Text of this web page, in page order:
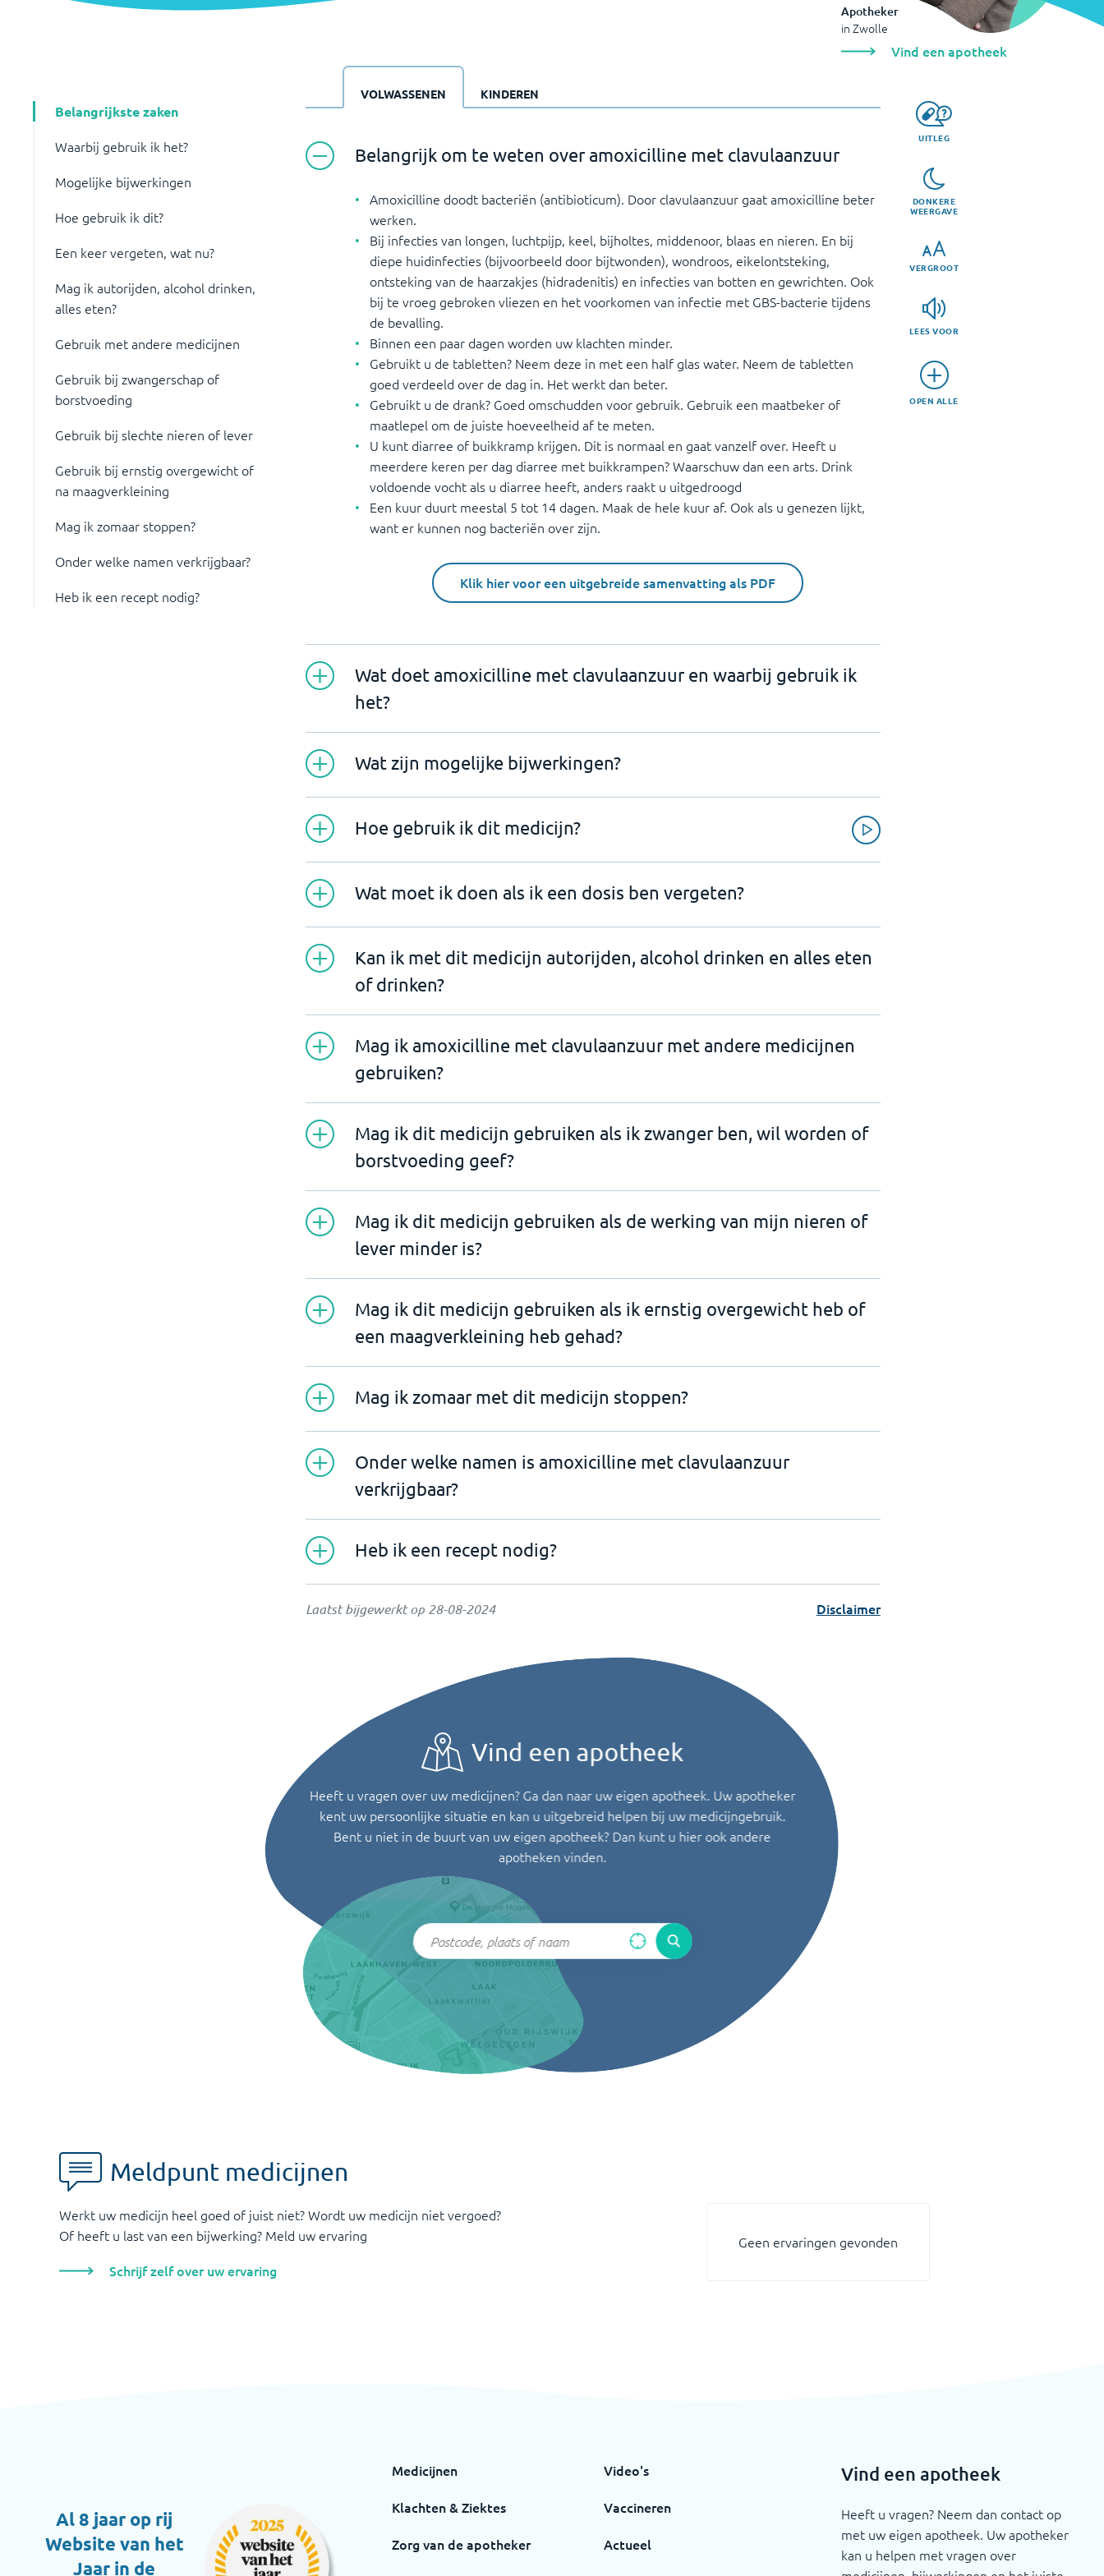
Apotheker
in Zwolle
Vind een apotheek
Belangrijkste zaken
Waarbij gebruik ik het?
Mogelijke bijwerkingen
Hoe gebruik ik dit?
Een keer vergeten, wat nu?
Mag ik autorijden, alcohol drinken,
alles eten?
Gebruik met andere medicijnen
Gebruik bij zwangerschap of
borstvoeding
Gebruik bij slechte nieren of lever
Gebruik bij ernstig overgewicht of
na maagverkleining
Mag ik zomaar stoppen?
Onder welke namen verkrijgbaar?
Heb ik een recept nodig?
UITLEG
DONKERE
WEERGAVE
VERGROOT
LEES VOOR
OPEN ALLE
VOLWASSENEN KINDEREN
Belangrijk om te weten over amoxicilline met clavulaanzuur
Amoxicilline doodt bacteriën (antibioticum). Door clavulaanzuur gaat amoxicilline beter
werken.
Bij infecties van longen, luchtpijp, keel, bijholtes, middenoor, blaas en nieren. En bij
diepe huidinfecties (bijvoorbeeld door bijtwonden), wondroos, eikelontsteking,
ontsteking van de haarzakjes (hidradenitis) en infecties van botten en gewrichten. Ook
bij te vroeg gebroken vliezen en het voorkomen van infectie met GBS-bacterie tijdens
de bevalling.
Binnen een paar dagen worden uw klachten minder.
Gebruikt u de tabletten? Neem deze in met een half glas water. Neem de tabletten
goed verdeeld over de dag in. Het werkt dan beter.
Gebruikt u de drank? Goed omschudden voor gebruik. Gebruik een maatbeker of
maatlepel om de juiste hoeveelheid af te meten.
U kunt diarree of buikkramp krijgen. Dit is normaal en gaat vanzelf over. Heeft u
meerdere keren per dag diarree met buikkrampen? Waarschuw dan een arts. Drink
voldoende vocht als u diarree heeft, anders raakt u uitgedroogd
Een kuur duurt meestal 5 tot 14 dagen. Maak de hele kuur af. Ook als u genezen lijkt,
want er kunnen nog bacteriën over zijn.
Klik hier voor een uitgebreide samenvatting als PDF
Wat doet amoxicilline met clavulaanzuur en waarbij gebruik ik
het?
Wat zijn mogelijke bijwerkingen?
Hoe gebruik ik dit medicijn?
Wat moet ik doen als ik een dosis ben vergeten?
Kan ik met dit medicijn autorijden, alcohol drinken en alles eten
of drinken?
Mag ik amoxicilline met clavulaanzuur met andere medicijnen
gebruiken?
Mag ik dit medicijn gebruiken als ik zwanger ben, wil worden of
borstvoeding geef?
Mag ik dit medicijn gebruiken als de werking van mijn nieren of
lever minder is?
Mag ik dit medicijn gebruiken als ik ernstig overgewicht heb of
een maagverkleining heb gehad?
Mag ik zomaar met dit medicijn stoppen?
Onder welke namen is amoxicilline met clavulaanzuur
verkrijgbaar?
Heb ik een recept nodig?
Laatst bijgewerkt op 28-08-2024 Disclaimer
Vind een apotheek
Heeft u vragen over uw medicijnen? Ga dan naar uw eigen apotheek. Uw apotheker
kent uw persoonlijke situatie en kan u uitgebreid helpen bij uw medicijngebruik.
Bent u niet in de buurt van uw eigen apotheek? Dan kunt u hier ook andere
apotheken vinden.
Meldpunt medicijnen
Werkt uw medicijn heel goed of juist niet? Wordt uw medicijn niet vergoed?
Of heeft u last van een bijwerking? Meld uw ervaring
Schrijf zelf over uw ervaring
Geen ervaringen gevonden
Al 8 jaar op rij
Website van het
Jaar in de
Medicijnen
Klachten & Ziektes
Zorg van de apotheker
Video's
Vaccineren
Actueel
Vind een apotheek
Heeft u vragen? Neem dan contact op
met uw eigen apotheek. Uw apotheker
kan u helpen met vragen over